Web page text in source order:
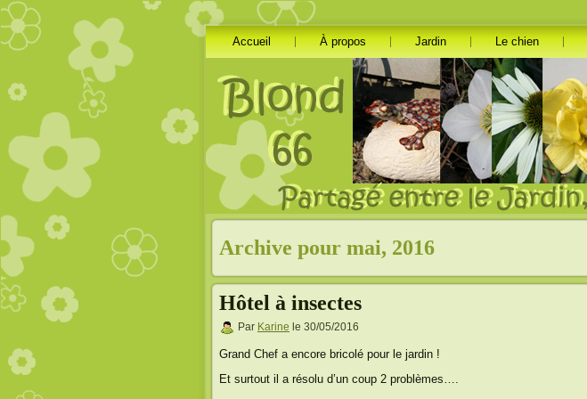
Accueil À propos Jardin Le chien
Archive pour mai, 2016
Hôtel à insectes
Par Karine le 30/05/2016
Grand Chef a encore bricolé pour le jardin !
Et surtout il a résolu d’un coup 2 problèmes….